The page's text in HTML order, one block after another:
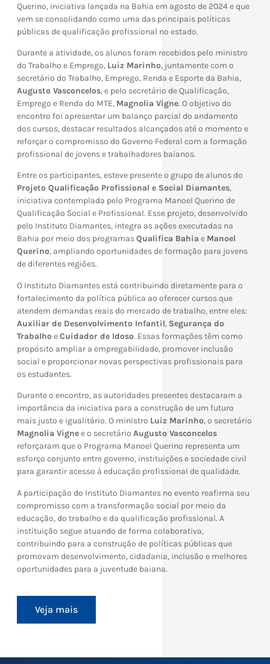
Querino, iniciativa lançada na Bahia em agosto de 2024 e que
vem se consolidando como uma das principais políticas
públicas de qualificação profissional no estado.
Durante a atividade, os alunos foram recebidos pelo ministro
do Trabalho e Emprego, Luiz Marinho, juntamente com o
secretário do Trabalho, Emprego, Renda e Esporte da Bahia,
Augusto Vasconcelos, e pelo secretário de Qualificação,
Emprego e Renda do MTE, Magnolia Vigne. O objetivo do
encontro foi apresentar um balanço parcial do andamento
dos cursos, destacar resultados alcançados até o momento e
reforçar o compromisso do Governo Federal com a formação
profissional de jovens e trabalhadores baianos.
Entre os participantes, esteve presente o grupo de alunos do
Projeto Qualificação Profissional e Social Diamantes,
iniciativa contemplada pelo Programa Manoel Querino de
Qualificação Social e Profissional. Esse projeto, desenvolvido
pelo Instituto Diamantes, integra as ações executadas na
Bahia por meio dos programasQualifica Bahia e Manoel
Querino, ampliando oportunidades de formação para jovens
de diferentes regiões.
O Instituto Diamantes está contribuindo diretamente para o
fortalecimento da política pública ao oferecer cursos que
atendem demandas reais do mercado de trabalho, entre eles:
Auxiliar de Desenvolvimento Infantil, Segurança do
TrabalhoeCuidador de Idoso. Essas formações têm como
propósito ampliar a empregabilidade, promover inclusão
social e proporcionar novas perspectivas profissionais para
os estudantes.
Durante o encontro, as autoridades presentes destacaram a
importância da iniciativa para a construção de um futuro
mais justo e igualitário. O ministro Luiz Marinho, o secretário
Magnolia Vignee o secretário Augusto Vasconcelos
reforçaram que o Programa Manoel Querino representa um
esforço conjunto entre governo, instituições e sociedade civil
para garantir acesso à educação profissional de qualidade.
A participação do Instituto Diamantes no evento reafirma seu
compromisso com a transformação social por meio da
educação, do trabalho e da qualificação profissional. A
instituição segue atuando de forma colaborativa,
contribuindo para a construção de políticas públicas que
promovam desenvolvimento, cidadania, inclusão e melhores
oportunidades para a juventude baiana.
Veja mais